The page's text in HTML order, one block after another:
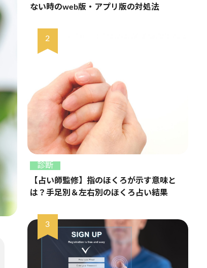
ない時のweb版・アプリ版の対処法
診断
【占い師監修】指のほくろが示す意味と
は？手足別＆左右別のほくろ占い結果